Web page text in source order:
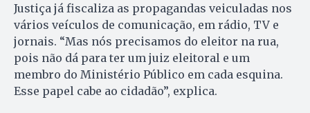
Justiça já fiscaliza as propagandas veiculadas nos
vários veículos de comunicação, em rádio, TV e
jornais. “Mas nós precisamos do eleitor na rua,
pois não dá para ter um juiz eleitoral e um
membro do Ministério Público em cada esquina.
Esse papel cabe ao cidadão”, explica.